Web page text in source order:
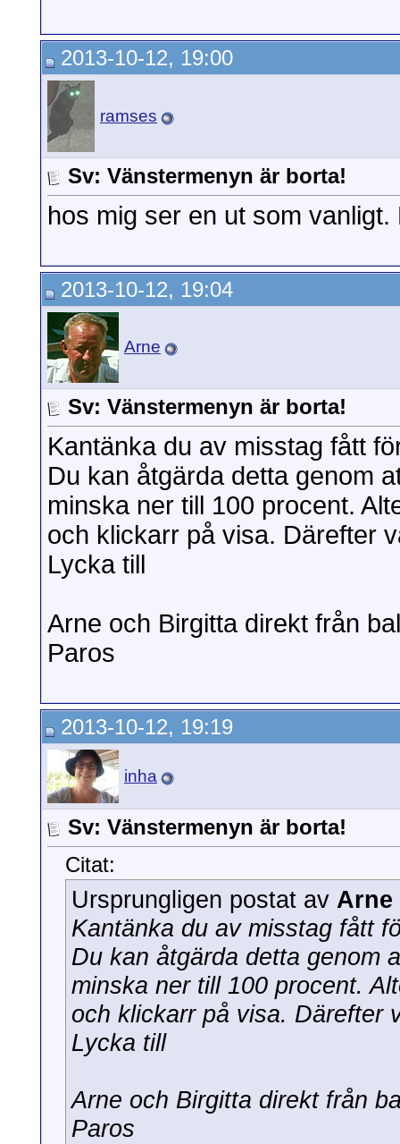
2013-10-12, 19:00
ramses
Sv: Vänstermenyn är borta!
hos mig ser en ut som vanligt.
2013-10-12, 19:04
Arne
Sv: Vänstermenyn är borta!
Kantänka du av misstag fått
Du kan åtgärda detta genom
minska ner till 100 procent.
och klickarr på visa. Därefter
Lycka till
Arne och Birgitta direkt från
Paros
2013-10-12, 19:19
inha
Sv: Vänstermenyn är borta!
Citat:
Ursprungligen postat av Arne
Kantänka du av misstag fått
Du kan åtgärda detta genom
minska ner till 100 procent.
och klickarr på visa. Därefter
Lycka till
Arne och Birgitta direkt från
Paros